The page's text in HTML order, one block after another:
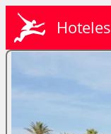
Hoteles